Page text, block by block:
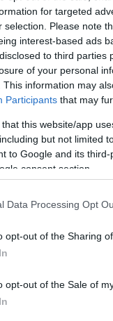
for targeted
selection. Please note
interest-based ads
to third parties
of your personal
This information may
Participants that may
that this website/app
but not limited
to Google and its
consent section.
Data Processing Opt
opt-out of the Sharing
opt-out of the Sale of
το
♬
φυλής των
τους